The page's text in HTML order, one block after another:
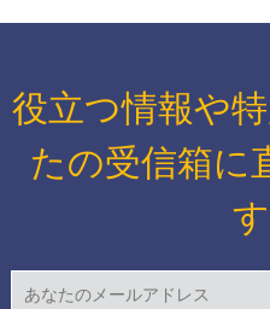
役立つ情報や
たの受信箱に
す